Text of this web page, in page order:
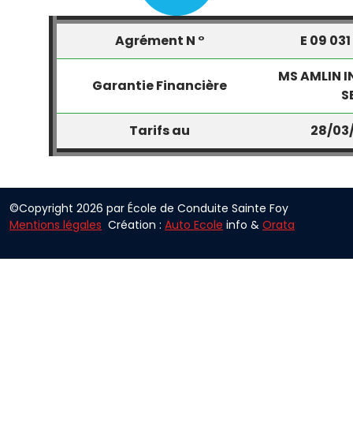
Agrément N ° E 09
Garantie Financière
MS AMLIN
Tarifs au
28/
©Copyright 2026 par École de Conduite Sainte Foy
Mentions légales Création : Auto Ecole info & Orata